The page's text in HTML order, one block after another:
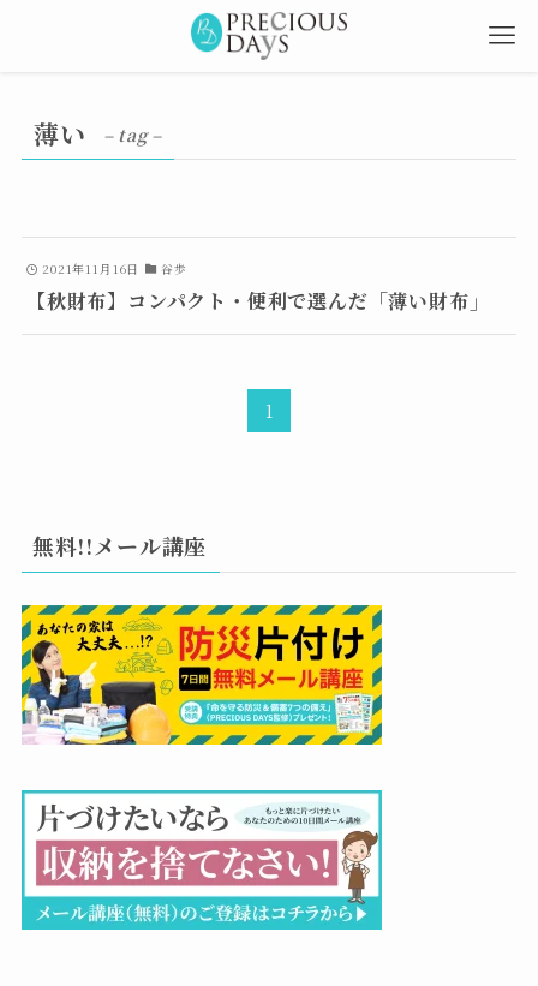
薄い – tag –
2021年11月16日 谷歩
【秋財布】コンパクト・便利で選んだ「薄い財布」
1
無料!!メール講座